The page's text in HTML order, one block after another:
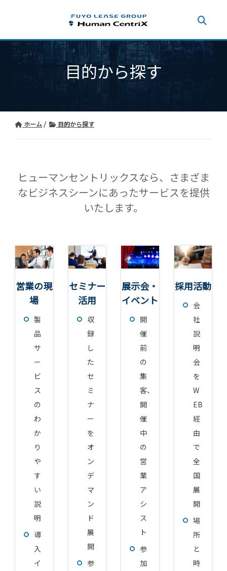
目的から探す
ホーム ⽬的から探す
ヒューマンセントリックスなら、 さまざま
なビジネスシーンにあったサービスを提供
いたします。
営業の現
場
製
品
サ
ー
ビ
ス
の
わ
か
り
や
す
い
説
明
導
入
イ
セミナー
活用
収
録
し
た
セ
ミ
ナ
ー
を
オ
ン
デ
マ
ン
ド
展
開
参
展示会・
イベント
開
催
前
の
集
客、
開
催
中
の
営
業
ア
シ
ス
ト
参
加
採用活動
会
社
説
明
会
を
W
EB
経
由
で
全
国
展
開
場
所
と
時